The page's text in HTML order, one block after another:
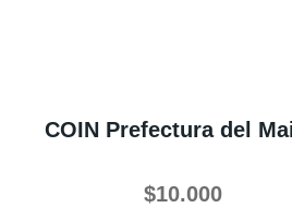
COIN Prefectura del
$10.000